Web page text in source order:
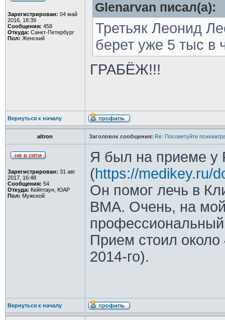
Зарегистрирован: 04 май
2016, 18:39
Сообщения: 458
Откуда: Санкт-Петербург
Пол: Женский
Glenarvan писал(а):
Третьяк Леонид
берет уже 5 тыс в
ГРАБЁЖ!!!
Вернуться к началу
altron Заголовок сообщения: Re: Посоветуйте
Зарегистрирован: 31 авг
2017, 16:48
Сообщения: 54
Откуда: Кейптаун, ЮАР
Пол: Мужской
Я был на приеме у
(https://medikey.ru/
Он помог лечь в
ВМА. Очень, на мой
профессиональный
Прием стоил
2014-го).
Вернуться к началу